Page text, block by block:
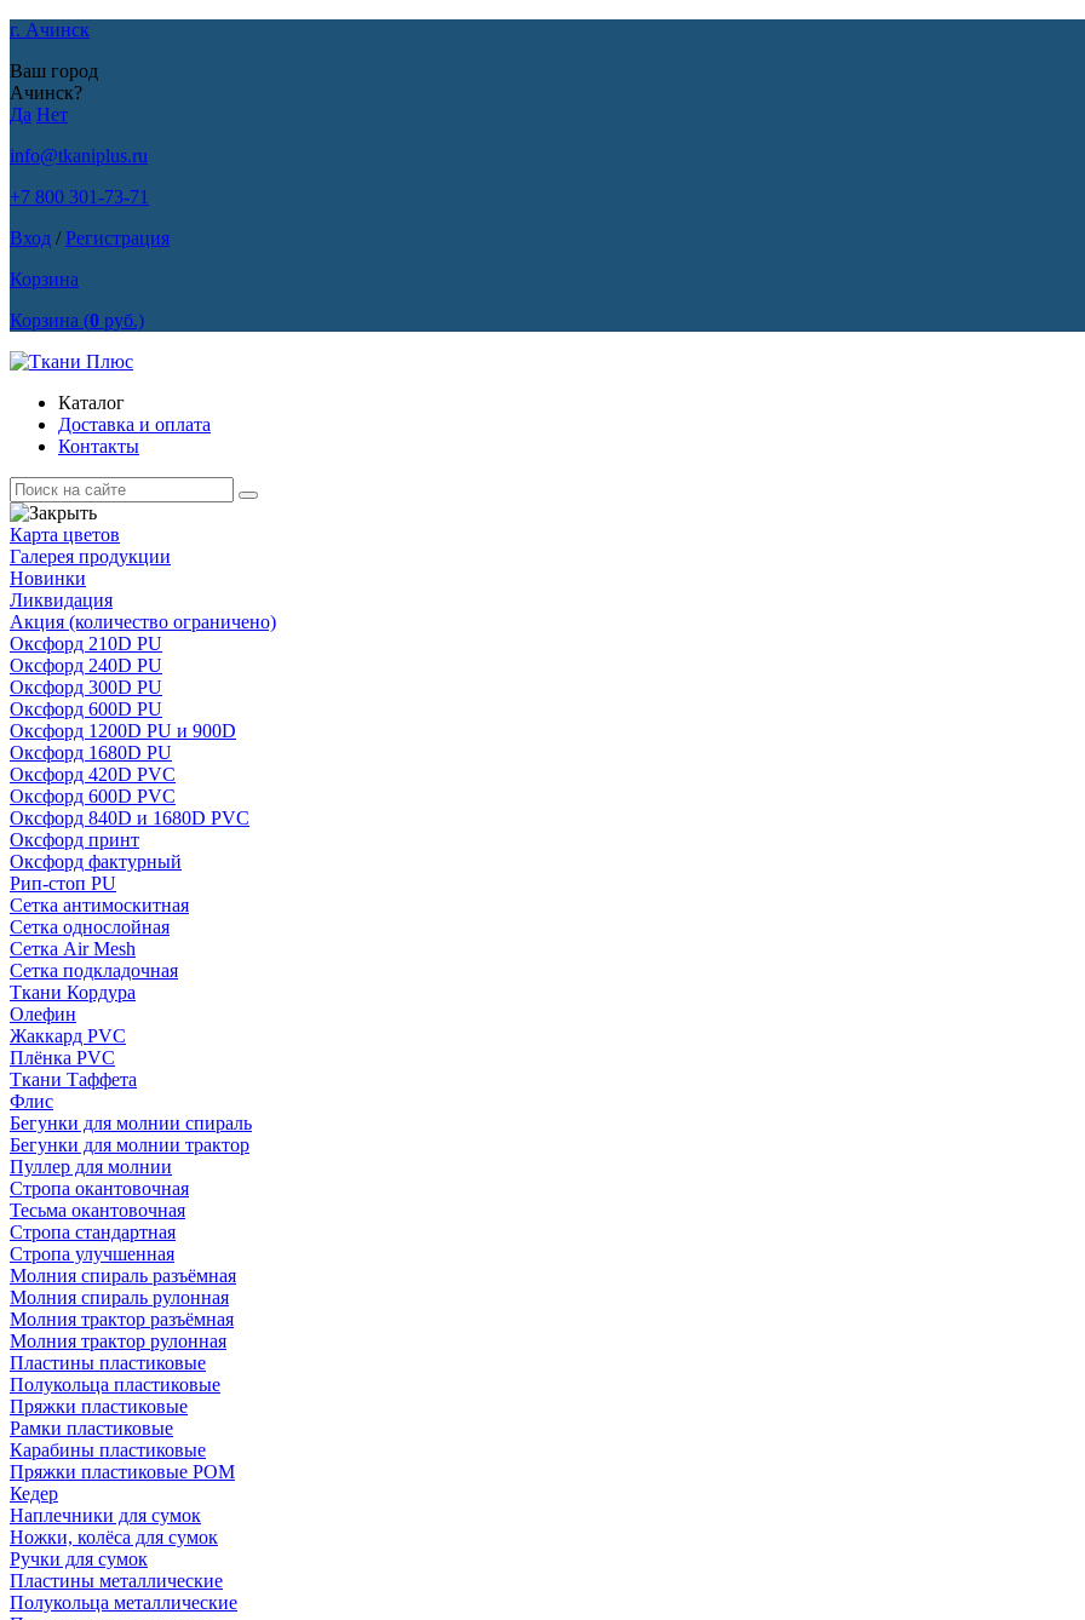
г. Ачинск
Ваш город
Ачинск?
Да Нет
info@tkaniplus.ru
+7 800 301-73-71
Вход /Регистрация
Корзина
Корзина (0 руб.)
Каталог
Доставка и оплата
Контакты
Карта цветов
Галерея продукции
Новинки
Ликвидация
Акция (количество ограничено)
Оксфорд 210D PU
Оксфорд 240D PU
Оксфорд 300D PU
Оксфорд 600D PU
Оксфорд 1200D PU и 900D
Оксфорд 1680D PU
Оксфорд 420D PVC
Оксфорд 600D PVC
Оксфорд 840D и 1680D PVC
Оксфорд принт
Оксфорд фактурный
Рип-стоп PU
Сетка антимоскитная
Сетка однослойная
Сетка Air Mesh
Сетка подкладочная
Ткани Кордура
Олефин
Жаккард PVC
Плёнка PVC
Ткани Таффета
Флис
Бегунки для молнии спираль
Бегунки для молнии трактор
Пуллер для молнии
Стропа окантовочная
Тесьма окантовочная
Стропа стандартная
Стропа улучшенная
Молния спираль разъёмная
Молния спираль рулонная
Молния трактор разъёмная
Молния трактор рулонная
Пластины пластиковые
Полукольца пластиковые
Пряжки пластиковые
Рамки пластиковые
Карабины пластиковые
Пряжки пластиковые РОМ
Кедер
Наплечники для сумок
Ножки, колёса для сумок
Ручки для сумок
Пластины металлические
Полукольца металлические